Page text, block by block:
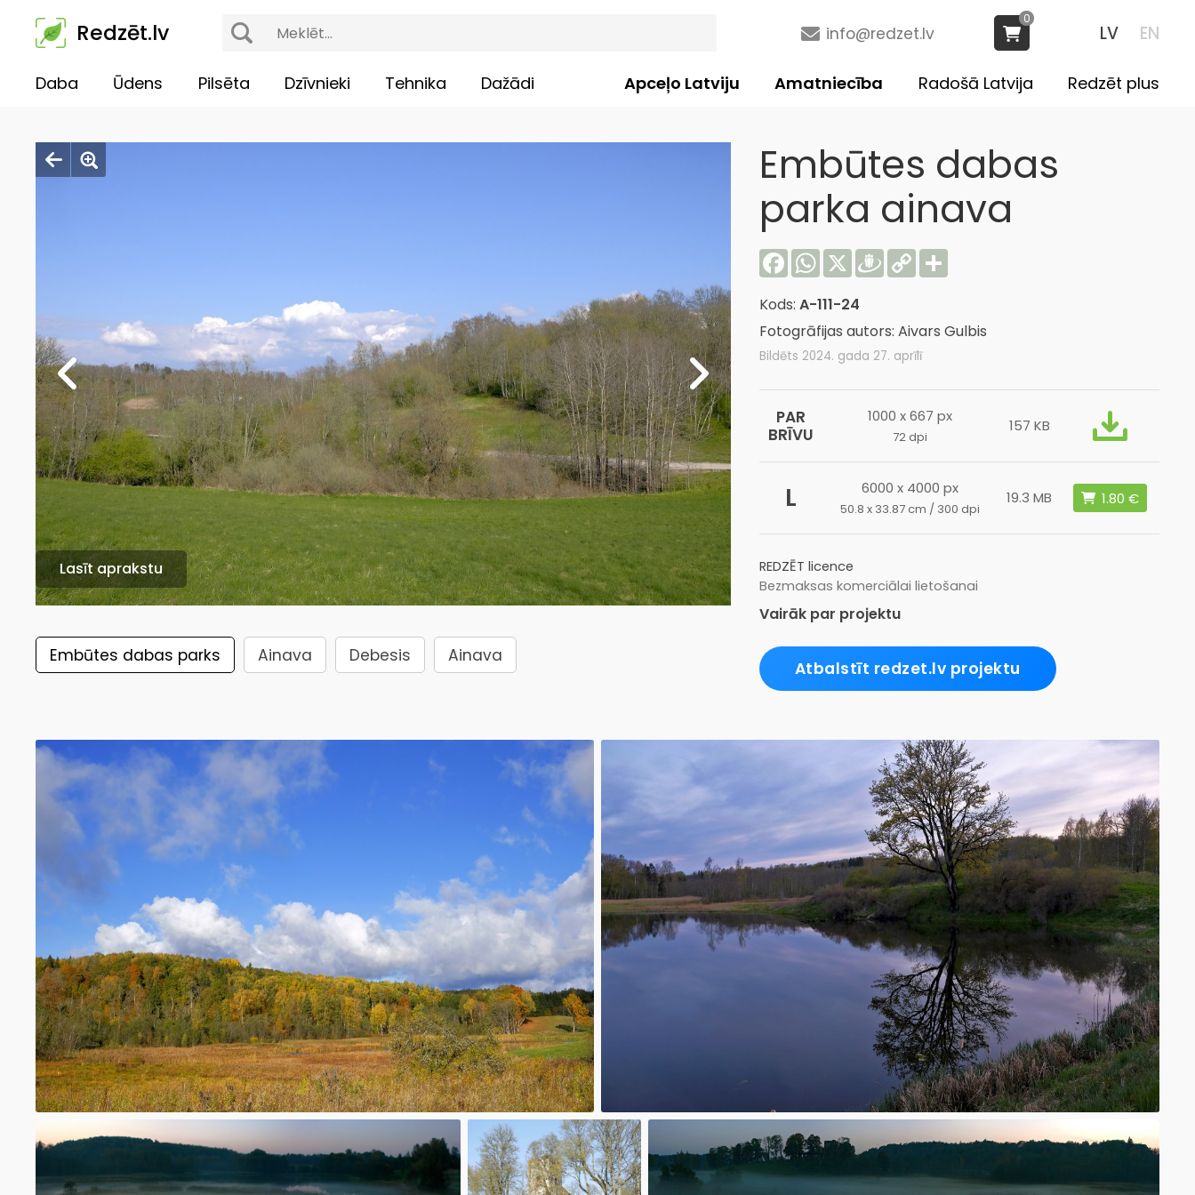
Redzēt.lv LV EN
info@redzet.lv
0
Daba Ūdens Pilsēta Dzīvnieki Tehnika Dažādi Redzēt plus
Radošā Latvija
Amatniecība
Apceļo Latviju
Lasīt aprakstu
Embūtes dabas parks Ainava Debesis Ainava
Embūtes dabas
parka ainava
Facebook
WhatsApp
X Draugiem
Copy
Link
Share
Kods: A-111-24
Fotogrāfijas autors: Aivars Gulbis
Bildēts 2024. gada 27. aprīlī
PAR
BRĪVU
1000 x 667 px
72 dpi
157 KB
L 6000 x 4000 px
50.8 x 33.87 cm / 300 dpi
19.3 MB
REDZĒT licence
Bezmaksas komerciālai lietošanai
Vairāk par projektu
Atbalstīt redzet.lv projektu